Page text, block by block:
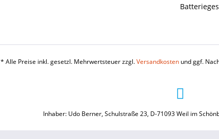
* Alle Preise inkl. gesetzl. Mehrwertsteuer zzgl.Versandkostenund ggf.
Inhaber: Udo Berner, Schulstraße 23, D-71093 Weil im